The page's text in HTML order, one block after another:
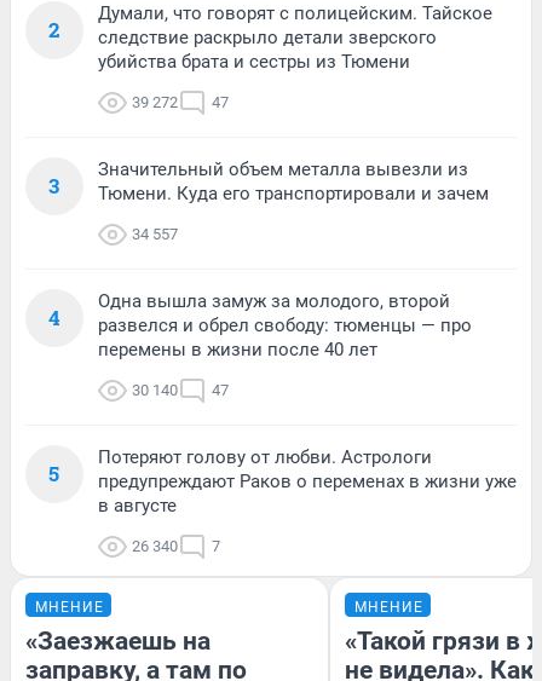
2
Думали, что говорят с полицейским. Тайское
следствие раскрыло детали зверского
убийства брата и сестры из Тюмени
39 272 47
3
Значительный объем металла вывезли из
Тюмени. Куда его транспортировали и зачем
34 557
4
Одна вышла замуж за молодого, второй
развелся и обрел свободу: тюменцы — про
перемены в жизни после 40 лет
30 140 47
5
Потеряют голову от любви. Астрологи
предупреждают Раков о переменах в жизни уже
в августе
26 340 7
МНЕНИЕ
«Заезжаешь на
заправку, а там по
МНЕНИЕ
«Такой грязи в
не видела». Как